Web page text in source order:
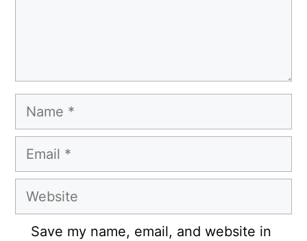
Name
Email
Website
Save my name, email, and website in